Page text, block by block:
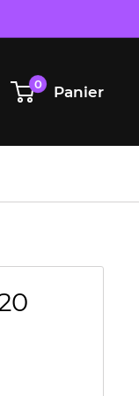
0 Panier